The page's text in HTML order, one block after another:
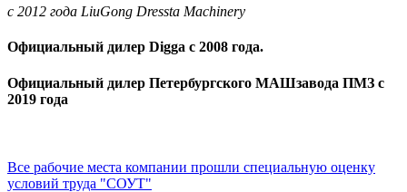
c 2012 года LiuGong Dressta Machinery
Официальный дилер Digga с 2008 года.
Официальный дилер Петербургского МАШзавода ПМЗ с
2019 года
Все рабочие места компании прошли специальную оценку
условий труда "СОУТ"